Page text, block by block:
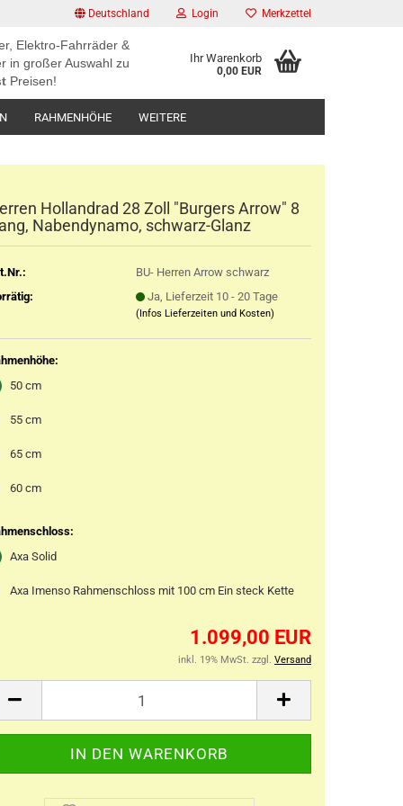
Deutschland Login Merkzettel
Elektro-Fahrräder &
in großer Auswahl zu
Preisen!
Ihr Warenkorb
0,00 EUR
RAHMENHÖHE WEITERE
Hollandrad 28 Zoll "Burgers Arrow" 8
Nabendynamo, schwarz-Glanz
BU- Herren Arrow schwarz
Ja, Lieferzeit 10 - 20 Tage
(Infos Lieferzeiten und Kosten)
50 cm
55 cm
65 cm
60 cm
Axa Solid
Axa Imenso Rahmenschloss mit 100 cm Ein steck Kette
1.099,00 EUR
inkl. 19% MwSt. zzgl. Versand